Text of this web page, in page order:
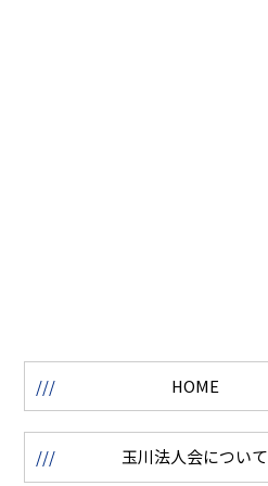
HOME
玉川法人会について